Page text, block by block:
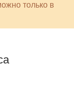
только в